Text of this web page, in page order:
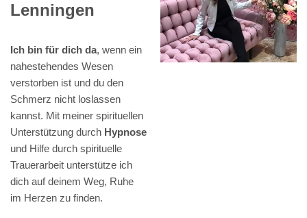
Lenningen
Ich bin für dich da, wenn ein
nahestehendes Wesen
verstorben ist und du den
Schmerz nicht loslassen
kannst. Mit meiner spirituellen
Unterstützung durch Hypnose
und Hilfe durch spirituelle
Trauerarbeit unterstütze ich
dich auf deinem Weg, Ruhe
im Herzen zu finden.